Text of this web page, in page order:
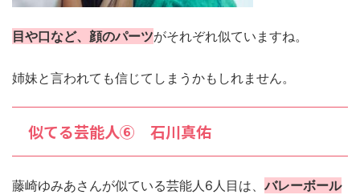
目や口など、顔のパーツがそれぞれ似ていますね。
姉妹と言われても信じてしまうかもしれません。
似てる芸能人⑥ 石川真佑
藤崎ゆみあさんが似ている芸能人6人目は、バレーボール